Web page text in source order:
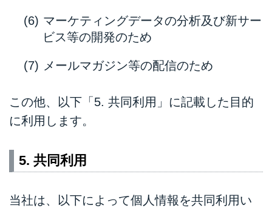
マーケティングデータの分析及び新サー
ビス等の開発のため
メールマガジン等の配信のため
この他、以下「5. 共同利用」に記載した目的
に利用します。
5. 共同利用
当社は、以下によって個人情報を共同利用い